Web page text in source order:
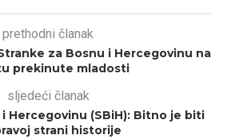
prethodni članak
za Bosnu i Hercegovinu na
prekinute mladosti
sljedeći članak
Hercegovinu (SBiH): Bitno je biti
strani historije